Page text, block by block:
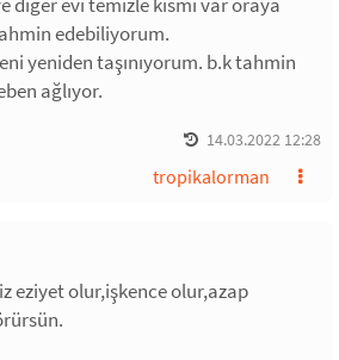
edebiliyorum.
yeniden taşınıyorum. b.k tahmin
ağlıyor.
14.03.2022 12:28
tropikalorman
eziyet olur,işkence olur,azap